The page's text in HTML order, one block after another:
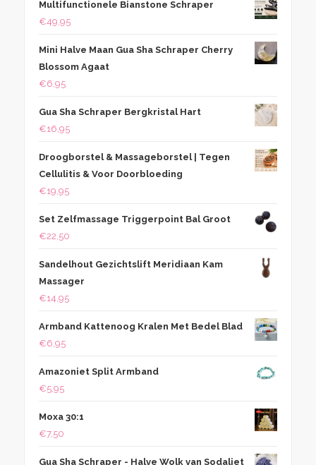
Multifunctionele Bianstone Schraper
€49,95
Mini Halve Maan Gua Sha Schraper Cherry
Blossom Agaat
€6,95
Gua Sha Schraper Bergkristal Hart
€16,95
Droogborstel & Massageborstel | Tegen
Cellulitis & Voor Doorbloeding
€19,95
Set Zelfmassage Triggerpoint Bal Groot
€22,50
Sandelhout Gezichtslift Meridiaan Kam
Massager
€14,95
Armband Kattenoog Kralen Met Bedel Blad
€6,95
Amazoniet Split Armband
€5,95
Moxa 30:1
€7,50
Gua Sha Schraper - Halve Wolk van Sodaliet